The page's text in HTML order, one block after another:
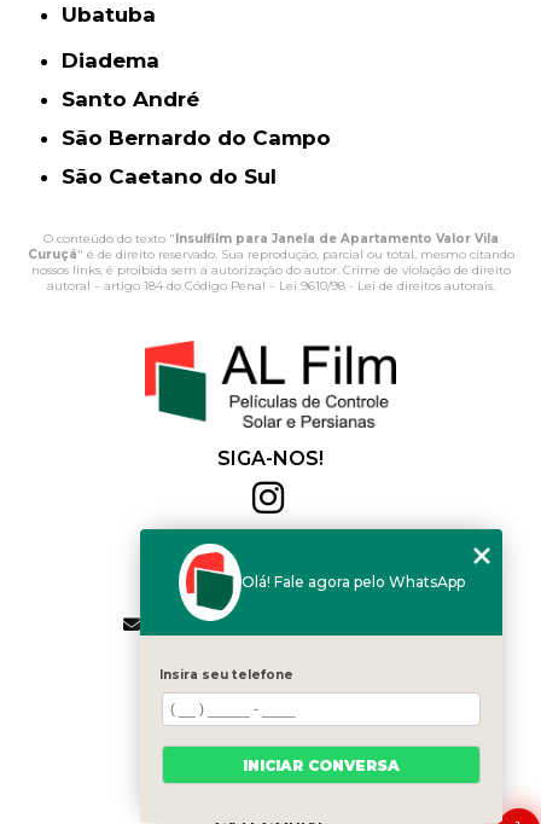
Ubatuba
Diadema
Santo André
São Bernardo do Campo
São Caetano do Sul
O conteúdo do texto "Insulfilm para Janela de Apartamento Valor Vila
Curuçá" é de direito reservado. Sua reprodução, parcial ou total, mesmo citando
nossos links, é proibida sem a autorização do autor. Crime de violação de direito
autoral – artigo 184 do Código Penal – Lei 9610/98 - Lei de direitos autorais.
SIGA-NOS!
(11) 2564-4684
(11) 94168-2041
contato.vendas@alfilm.com.br
MENU
HOME
QUEM SOMOS
SERVIÇOS
BLOG
Olá! Fale agora pelo WhatsApp
Insira seu telefone
INICIAR CONVERSA